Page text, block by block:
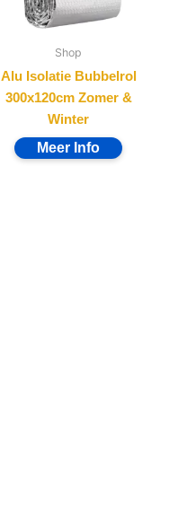
Shop
Alu Isolatie Bubbelrol
300x120cm Zomer &
Winter